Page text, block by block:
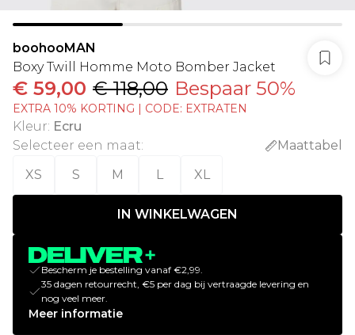
boohooMAN
Boxy Twill Homme Moto Bomber Jacket
€ 59,00 € 118,00 Bespaar 50%
EXTRA 10% KORTING | CODE: EXTRATEN
Kleur: Ecru
Selecteer een maat:
Maattabel
XS
S M L XL
IN WINKELWAGEN
Bescherm je bestelling vanaf €2,99.
35 dagen retourrecht, €5 per dag bij vertraagde levering en
nog veel meer.
Meer informatie